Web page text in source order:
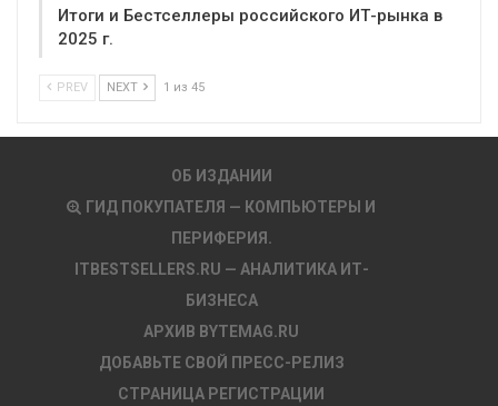
Итоги и Бестселлеры российского ИТ-рынка в
2025 г.
PREV NEXT 1 из 45
ОБ ИЗДАНИИ
ГИД ПОКУПАТЕЛЯ — КОМПЬЮТЕРЫ И
ПЕРИФЕРИЯ.
ITBESTSELLERS.RU — АНАЛИТИКА ИТ-
БИЗНЕСА
АРХИВ BYTEMAG.RU
ДОБАВЬТЕ СВОЙ ПРЕСС-РЕЛИЗ
СТРАНИЦА РЕГИСТРАЦИИ